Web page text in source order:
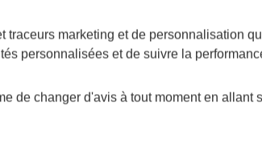
désignée comme responsable de
auriez souscrite pour votre famille.
traceurs marketing et de personnalisation
personnalisées et de suivre la
de changer d'avis à tout moment en allant